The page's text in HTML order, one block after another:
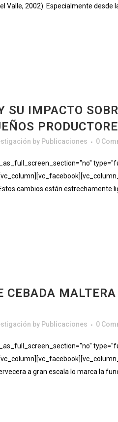
2002). Especialmente desde
SU IMPACTO
by Publicaciones 0
cambios están estrechamente
CEBADA
by Publicaciones 0
a gran escala lo marca la